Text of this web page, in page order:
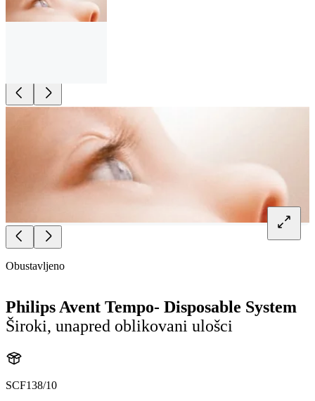
Obustavljeno
Philips Avent Tempo- Disposable System
Široki, unapred oblikovani ulošci
SCF138/10